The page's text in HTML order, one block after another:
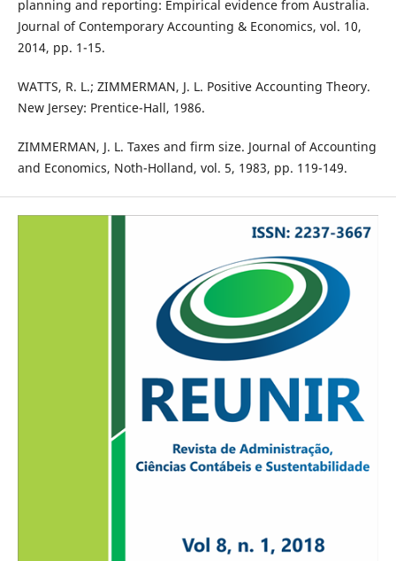
planning and reporting: Empirical evidence from Australia.
Journal of Contemporary Accounting & Economics, vol. 10,
2014, pp. 1-15.
WATTS, R. L.; ZIMMERMAN, J. L. Positive Accounting Theory.
New Jersey: Prentice-Hall, 1986.
ZIMMERMAN, J. L. Taxes and firm size. Journal of Accounting
and Economics, Noth-Holland, vol. 5, 1983, pp. 119-149.